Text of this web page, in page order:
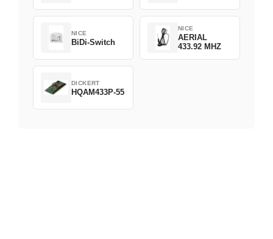
NICE
BiDi-Switch
NICE
AERIAL
433.92 MHZ
DICKERT
HQAM433P-55